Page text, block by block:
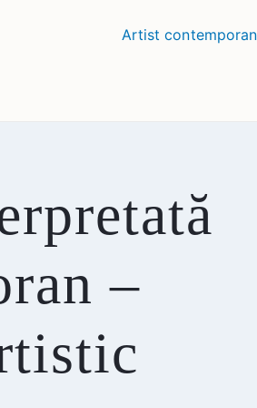
și sticlă, portrete și
Artist contemporan
–